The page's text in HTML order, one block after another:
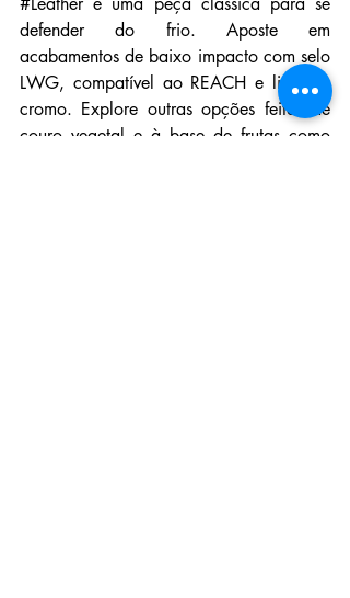
defender do frio. Aposte em
acabamentos de baixo impacto com selo
LWG, compatível ao REACH e livre de
cromo. Explore outras opções feitas de
couro vegetal e à base de frutas como